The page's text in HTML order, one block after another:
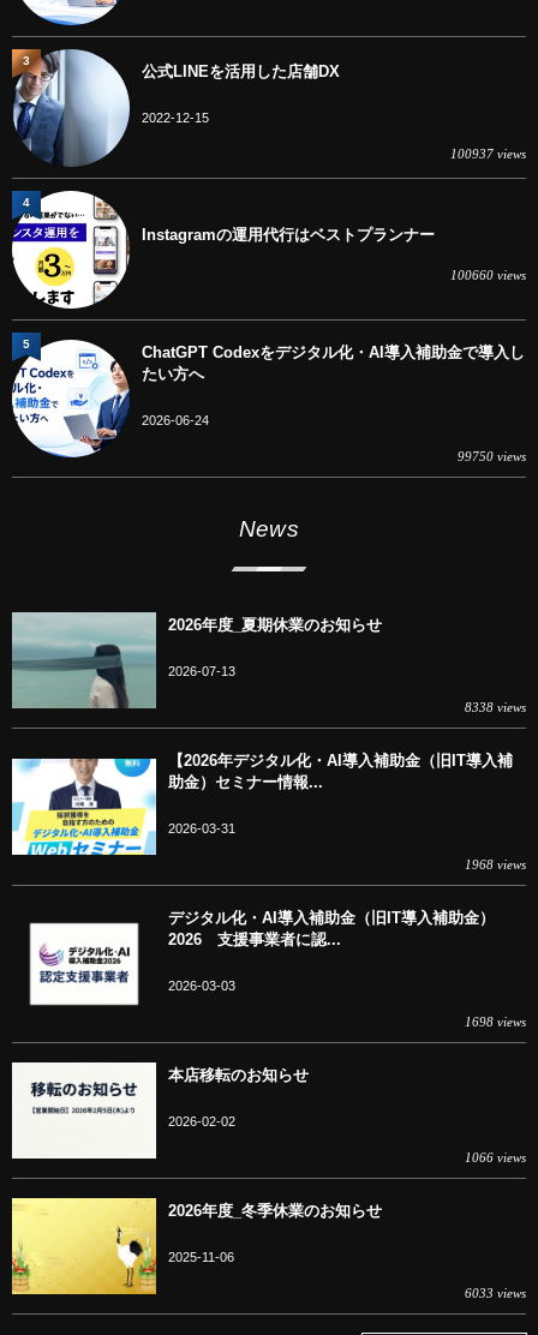
公式LINEを活用した店舗DX
2022-12-15
100937 views
3
Instagramの運用代行はベストプランナー
100660 views
4
ChatGPT Codexをデジタル化・AI導入補助金で導入し
たい方へ
2026-06-24
99750 views
5
News
2026年度_夏期休業のお知らせ
2026-07-13
8338 views
【2026年デジタル化・AI導入補助金（旧IT導入補
助金）セミナー情報...
2026-03-31
1968 views
デジタル化・AI導入補助金（旧IT導入補助金）
2026 支援事業者に認...
2026-03-03
1698 views
本店移転のお知らせ
2026-02-02
1066 views
2026年度_冬季休業のお知らせ
2025-11-06
6033 views